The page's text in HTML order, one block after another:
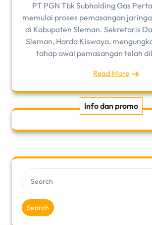
PT PGN Tbk Subholding Gas
memulai proses pemasangan
di Kabupaten Sleman. Sekretaris
Sleman, Harda Kiswaya,
tahap awal pemasangan telah
Read More
Info dan promo
Search